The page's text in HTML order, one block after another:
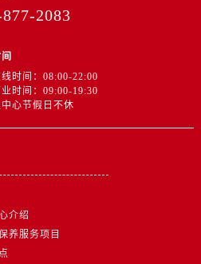
2083
时间：08:00-22:00
时间：09:00-19:30
心节假日不休
介绍
养服务项目